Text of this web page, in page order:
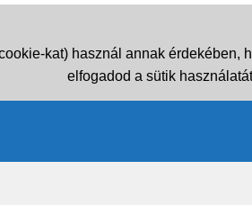
kat) használ annak
elfogadod a sütik